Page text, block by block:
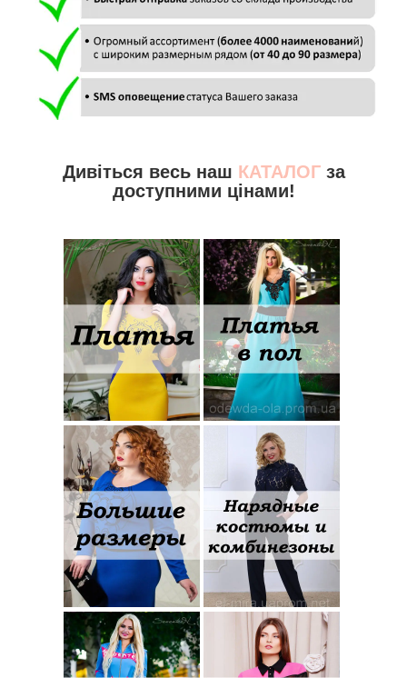
Дивіться весь наш КАТАЛОГза
доступними цінами!